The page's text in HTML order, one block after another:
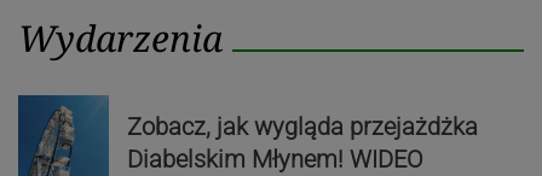
Wydarzenia
Zobacz, jak wygląda przejażdżka
Diabelskim Młynem! WIDEO